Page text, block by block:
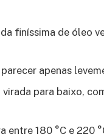
finíssima de óleo
apenas
para baixo,
entre 180 °C e 220